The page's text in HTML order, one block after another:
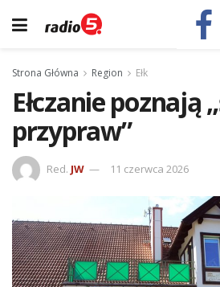
Strona Główna Region Ełk
Ełczanie poznają
przypraw”
Red. JW 11 czerwca 2026